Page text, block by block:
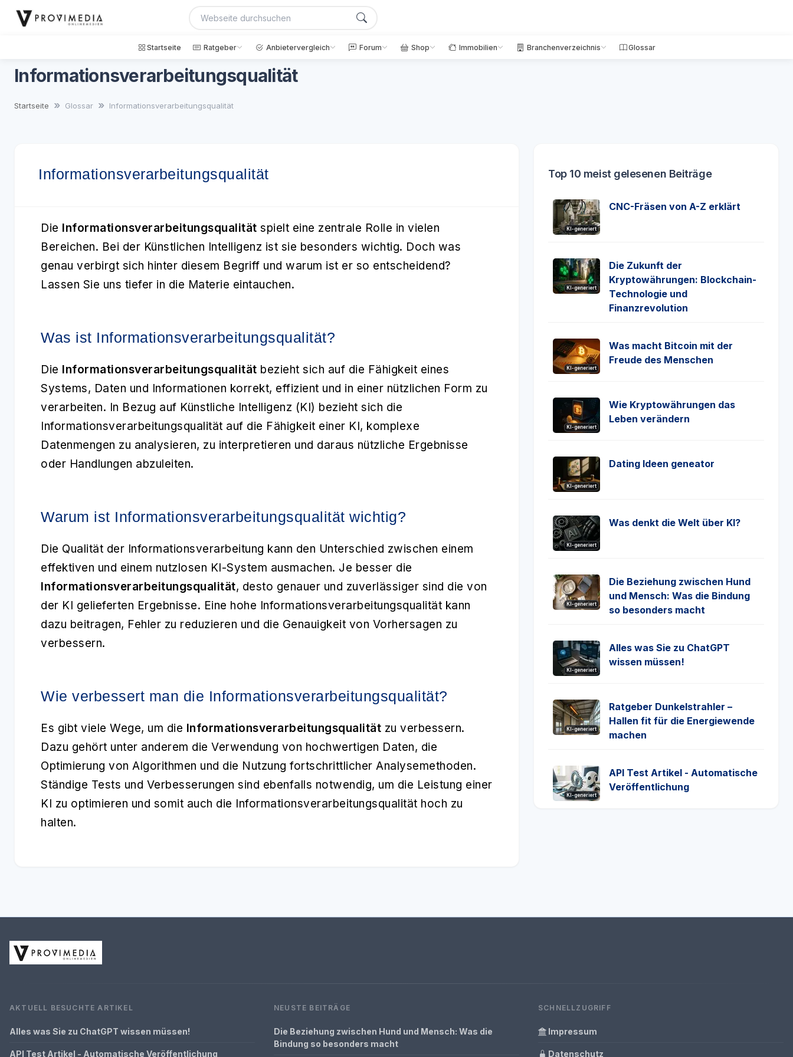
Startseite Ratgeber Anbietervergleich Forum Shop Immobilien Branchenverzeichnis Glossar
Informationsverarbeitungsqualität
Startseite Glossar Informationsverarbeitungsqualität
Informationsverarbeitungsqualität
Die Informationsverarbeitungsqualität spielt eine zentrale Rolle in vielen
Bereichen. Bei der Künstlichen Intelligenz ist sie besonders wichtig. Doch was
genau verbirgt sich hinter diesem Begriff und warum ist er so entscheidend?
Lassen Sie uns tiefer in die Materie eintauchen.
Was ist Informationsverarbeitungsqualität?
Die Informationsverarbeitungsqualität bezieht sich auf die Fähigkeit eines
Systems, Daten und Informationen korrekt, effizient und in einer nützlichen Form zu
verarbeiten. In Bezug auf Künstliche Intelligenz (KI) bezieht sich die
Informationsverarbeitungsqualität auf die Fähigkeit einer KI, komplexe
Datenmengen zu analysieren, zu interpretieren und daraus nützliche Ergebnisse
oder Handlungen abzuleiten.
Warum ist Informationsverarbeitungsqualität wichtig?
Die Qualität der Informationsverarbeitung kann den Unterschied zwischen einem
effektiven und einem nutzlosen KI-System ausmachen. Je besser die
Informationsverarbeitungsqualität, desto genauer und zuverlässiger sind die von
der KI gelieferten Ergebnisse. Eine hohe Informationsverarbeitungsqualität kann
dazu beitragen, Fehler zu reduzieren und die Genauigkeit von Vorhersagen zu
verbessern.
Wie verbessert man die Informationsverarbeitungsqualität?
Es gibt viele Wege, um die Informationsverarbeitungsqualität zu verbessern.
Dazu gehört unter anderem die Verwendung von hochwertigen Daten, die
Optimierung von Algorithmen und die Nutzung fortschrittlicher Analysemethoden.
Ständige Tests und Verbesserungen sind ebenfalls notwendig, um die Leistung einer
KI zu optimieren und somit auch die Informationsverarbeitungsqualität hoch zu
halten.
Top 10 meist gelesenen Beiträge
KI-generiert
CNC-Fräsen von A-Z erklärt
KI-generiert
Die Zukunft der
Kryptowährungen: Blockchain-
Technologie und
Finanzrevolution
KI-generiert
Was macht Bitcoin mit der
Freude des Menschen
KI-generiert
Wie Kryptowährungen das
Leben verändern
KI-generiert
Dating Ideen geneator
KI-generiert
Was denkt die Welt über KI?
KI-generiert
Die Beziehung zwischen Hund
und Mensch: Was die Bindung
so besonders macht
KI-generiert
Alles was Sie zu ChatGPT
wissen müssen!
KI-generiert
Ratgeber Dunkelstrahler –
Hallen fit für die Energiewende
machen
KI-generiert
API Test Artikel - Automatische
Veröffentlichung
AKTUELL BESUCHTE ARTIKEL
Alles was Sie zu ChatGPT wissen müssen!
API Test Artikel - Automatische Veröffentlichung
NEUSTE BEITRÄGE
Die Beziehung zwischen Hund und Mensch: Was die
Bindung so besonders macht
SCHNELLZUGRIFF
Impressum
Datenschutz